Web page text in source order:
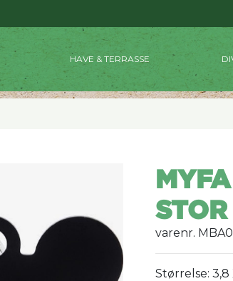
HAVE & TERRASSE
varenr.
Størrelse: 3,8